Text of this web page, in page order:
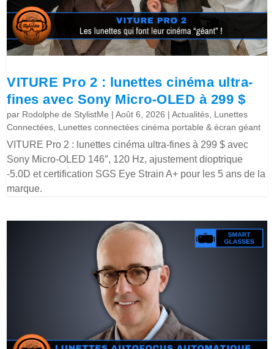
VITURE Pro 2 : lunettes cinéma ultra-
fines avec Sony Micro-OLED à 299 $
par Rodolphe de StylistMe |Août 6, 2026 |Actualités, Lunettes
Connectées, Lunettes connectées cinéma portable & écran géant
VITURE Pro 2 : lunettes cinéma ultra-fines à 299 $ avec
Sony Micro-OLED 146″, 120 Hz, ajustement dioptrique
-5.0D et certification SGS Eye Strain A+ pour les 5 ans de la
marque.